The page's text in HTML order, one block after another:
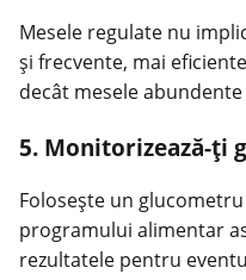
Mesele regulate nu
și frecvente, mai
decât mesele
5. Monitorizează-ți
Folosește un
programului alimentar
rezultatele pentru